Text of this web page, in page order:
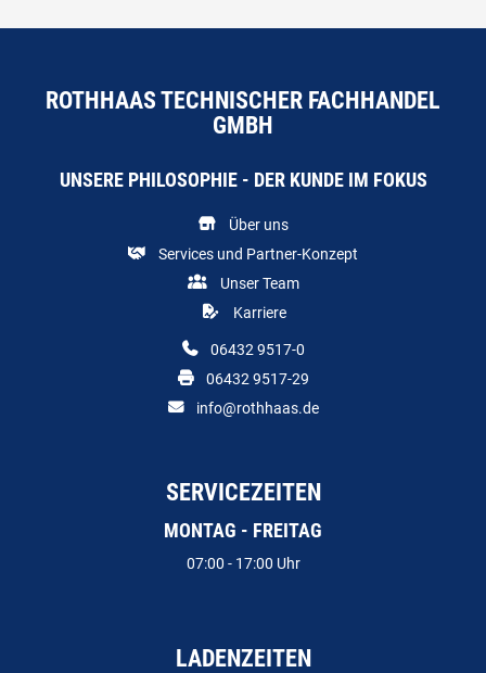
ROTHHAAS TECHNISCHER FACHHANDEL
GMBH
UNSERE PHILOSOPHIE - DER KUNDE IM FOKUS
Über uns
Services und Partner-Konzept
Unser Team
Karriere
06432 9517-0
06432 9517-29
info@rothhaas.de
SERVICEZEITEN
MONTAG - FREITAG
07:00 - 17:00 Uhr
LADENZEITEN